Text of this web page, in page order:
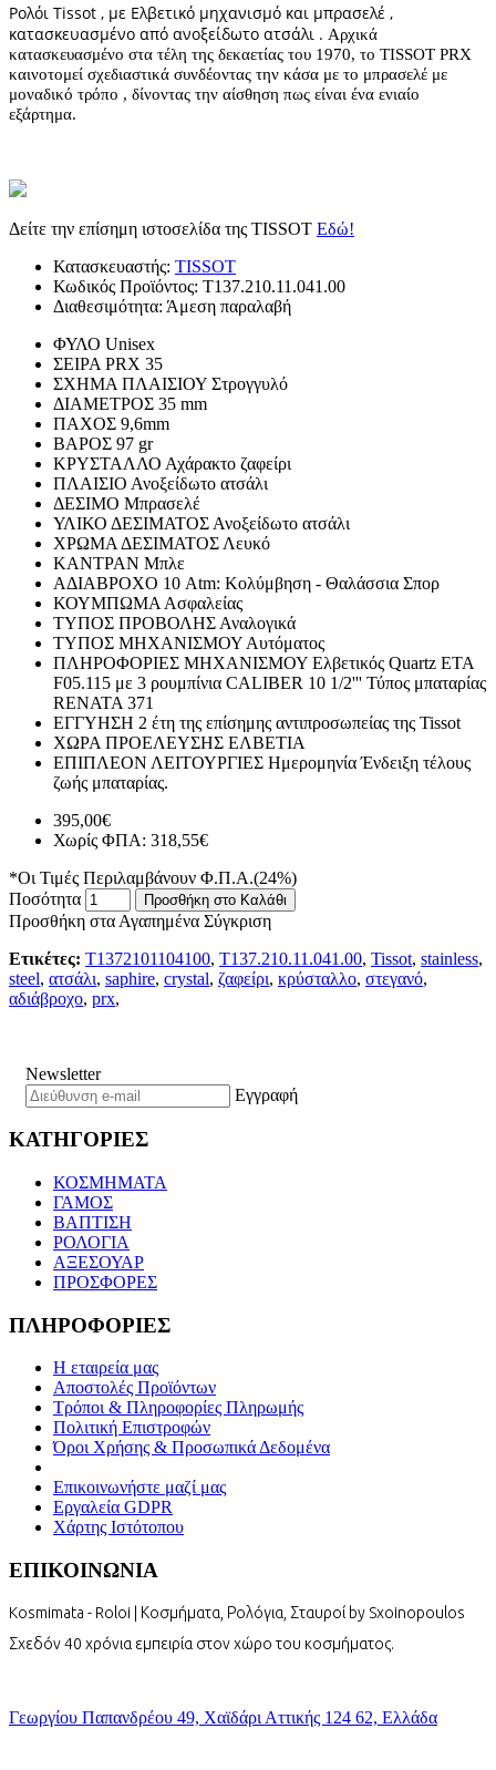
Ρολόι Tissot , με Ελβετικό μηχανισμό και μπρασελέ ,
κατασκευασμένο από ανοξείδωτο ατσάλι . Αρχικά
κατασκευασμένο στα τέλη της δεκαετίας του 1970, το TISSOT PRX
καινοτομεί σχεδιαστικά συνδέοντας την κάσα με το μπρασελέ με
μοναδικό τρόπο , δίνοντας την αίσθηση πως είναι ένα ενιαίο
εξάρτημα.
Δείτε την επίσημη ιστοσελίδα της TISSOT Εδώ!
Κατασκευαστής: TISSOT
Κωδικός Προϊόντος: T137.210.11.041.00
Διαθεσιμότητα: Άμεση παραλαβή
ΦΥΛΟ Unisex
ΣΕΙΡΑ PRX 35
ΣΧΗΜΑ ΠΛΑΙΣΙΟΥ Στρογγυλό
ΔΙΑΜΕΤΡΟΣ 35 mm
ΠΑΧΟΣ 9,6mm
ΒΑΡΟΣ 97 gr
ΚΡΥΣΤΑΛΛΟ Αχάρακτο ζαφείρι
ΠΛΑΙΣΙΟ Ανοξείδωτο ατσάλι
ΔΕΣΙΜΟ Μπρασελέ
ΥΛΙΚΟ ΔΕΣΙΜΑΤΟΣ Ανοξείδωτο ατσάλι
ΧΡΩΜΑ ΔΕΣΙΜΑΤΟΣ Λευκό
ΚΑΝΤΡΑΝ Μπλε
ΑΔΙΑΒΡΟΧΟ 10 Atm: Κολύμβηση - Θαλάσσια Σπορ
ΚΟΥΜΠΩΜΑ Ασφαλείας
ΤΥΠΟΣ ΠΡΟΒΟΛΗΣ Αναλογικά
ΤΥΠΟΣ ΜΗΧΑΝΙΣΜΟΥ Αυτόματος
ΠΛΗΡΟΦΟΡΙΕΣ ΜΗΧΑΝΙΣΜΟΥ Ελβετικός Quartz ETA
F05.115 με 3 ρουμπίνια CALIBER 10 1/2''' Τύπος μπαταρίας
RENATA 371
ΕΓΓΥΗΣΗ 2 έτη της επίσημης αντιπροσωπείας της Tissot
ΧΩΡΑ ΠΡΟΕΛΕΥΣΗΣ ΕΛΒΕΤΙΑ
ΕΠΙΠΛΕΟΝ ΛΕΙΤΟΥΡΓΙΕΣ Ημερομηνία Ένδειξη τέλους
ζωής μπαταρίας.
395,00€
Χωρίς ΦΠΑ: 318,55€
*Οι Τιμές Περιλαμβάνουν Φ.Π.Α.(24%)
Ποσότητα
Προσθήκη στο Καλάθι
Προσθήκη στα Αγαπημένα Σύγκριση
Ετικέτες: T1372101104100, T137.210.11.041.00, Tissot, stainless,
steel, ατσάλι, saphire, crystal, ζαφείρι, κρύσταλλο, στεγανό,
αδιάβροχο, prx,
Newsletter
Εγγραφή
ΚΑΤΗΓΟΡΙΕΣ
ΚΟΣΜΗΜΑΤΑ
ΓΑΜΟΣ
ΒΑΠΤΙΣΗ
ΡΟΛΟΓΙΑ
ΑΞΕΣΟΥΑΡ
ΠΡΟΣΦΟΡΕΣ
ΠΛΗΡΟΦΟΡΙΕΣ
Η εταιρεία μας
Αποστολές Προϊόντων
Τρόποι & Πληροφορίες Πληρωμής
Πολιτική Επιστροφών
Όροι Χρήσης & Προσωπικά Δεδομένα
Επικοινωνήστε μαζί μας
Εργαλεία GDPR
Χάρτης Ιστότοπου
ΕΠΙΚΟΙΝΩΝΙΑ
Kosmimata - Roloi | Κοσμήματα, Ρολόγια, Σταυροί by Sxoinopoulos
Σχεδόν 40 χρόνια εμπειρία στον χώρο του κοσμήματος.
Γεωργίου Παπανδρέου 49, Χαϊδάρι Αττικής 124 62, Ελλάδα